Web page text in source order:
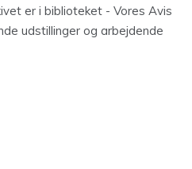
er i biblioteket - Vores Avis
udstillinger og arbejdende